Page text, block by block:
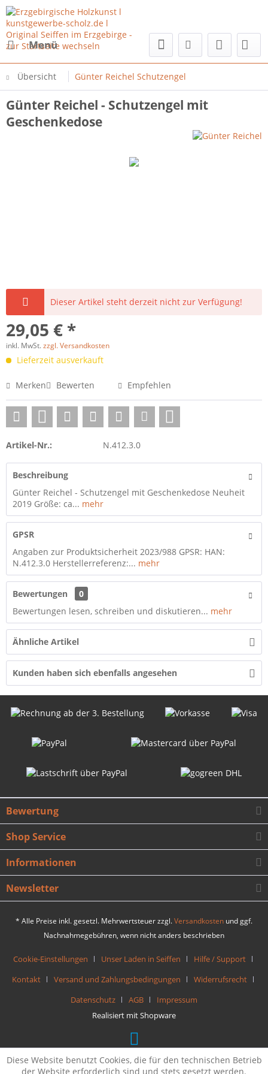
Menü
Übersicht Günter Reichel Schutzengel
Günter Reichel - Schutzengel mit
Geschenkedose
Dieser Artikel steht derzeit nicht zur Verfügung!
29,05 € *
inkl. MwSt.zzgl. Versandkosten
Lieferzeit ausverkauft
Merken Bewerten Empfehlen
Artikel-Nr.: N.412.3.0
Beschreibung
Günter Reichel - Schutzengel mit Geschenkedose Neuheit
2019 Größe: ca... mehr
GPSR
Angaben zur Produktsicherheit 2023/988 GPSR: HAN:
N.412.3.0 Herstellerreferenz:... mehr
Bewertungen
0
Bewertungen lesen, schreiben und diskutieren... mehr
Ähnliche Artikel
Kunden haben sich ebenfalls angesehen
Bewertung
Shop Service
Informationen
Newsletter
* Alle Preise inkl. gesetzl. Mehrwertsteuer zzgl.Versandkosten und ggf.
Nachnahmegebühren, wenn nicht anders beschrieben
Cookie-Einstellungen Unser Laden in Seiffen
Hilfe / Support
Kontakt
Versand und Zahlungsbedingungen
Widerrufsrecht
Datenschutz
AGB
Impressum
Realisiert mit Shopware
Diese Website benutzt Cookies, die für den technischen Betrieb
der Website erforderlich sind und stets gesetzt werden.